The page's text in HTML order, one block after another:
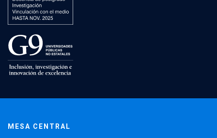
MESA CENTRAL